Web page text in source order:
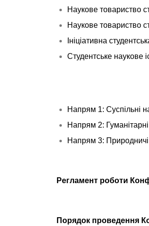
Наукове товариство
Наукове товариство
Ініціативна
Студентське наукове
Напрям 1: Суспільні
Напрям 2:
Напрям 3: Природничі
Регламент роботи
Порядок проведення